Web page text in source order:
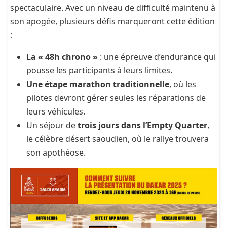
spectaculaire. Avec un niveau de difficulté maintenu à
son apogée, plusieurs défis marqueront cette édition
:
La « 48h chrono » : une épreuve d’endurance qui
pousse les participants à leurs limites.
Une étape marathon traditionnelle, où les
pilotes devront gérer seules les réparations de
leurs véhicules.
Un séjour detrois jours dans l’Empty Quarter,
le célèbre désert saoudien, où le rallye trouvera
son apothéose.